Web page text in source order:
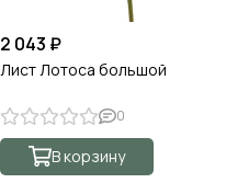
2 043 ₽
Лист Лотоса большой
0
В корзину